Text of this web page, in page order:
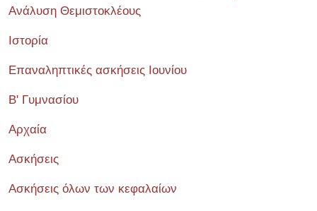
Ανάλυση Θεμιστοκλέους
Ιστορία
Επαναληπτικές ασκήσεις Ιουνίου
Β' Γυμνασίου
Αρχαία
Ασκήσεις
Ασκήσεις όλων των κεφαλαίων